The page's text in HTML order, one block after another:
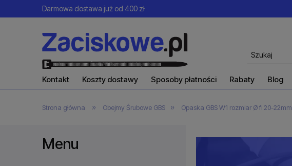
Darmowa dostawa już od 400 zł
Kontakt Koszty dostawy Sposoby płatności Rabaty Blog
Strona główna » Obejmy Śrubowe GBS » Opaska GBS W1 rozmiar Ø fi 20-22mm
Menu